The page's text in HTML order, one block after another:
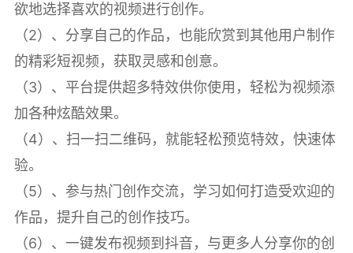
欲地选择喜欢的视频进行创作。
（2）、分享自己的作品，也能欣赏到其他用户制作
的精彩短视频，获取灵感和创意。
（3）、平台提供超多特效供你使用，轻松为视频添
加各种炫酷效果。
（4）、扫一扫二维码，就能轻松预览特效，快速体
验。
（5）、参与热门创作交流，学习如何打造受欢迎的
作品，提升自己的创作技巧。
（6）、一键发布视频到抖音，与更多人分享你的创